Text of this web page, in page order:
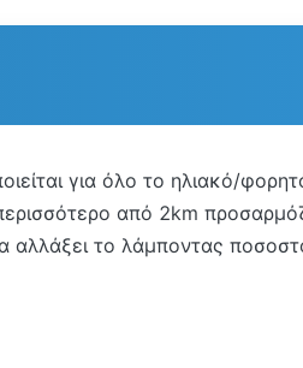
για όλο το ηλιακό/
από 2km
αλλάξει το λάμποντας